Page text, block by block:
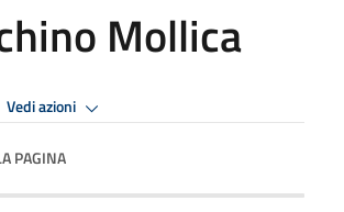
Mollica
Vedi azioni
PAGINA